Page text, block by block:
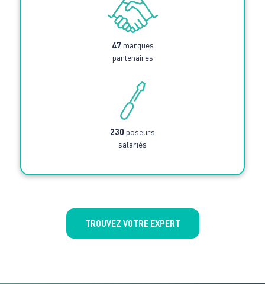
47marques
partenaires
230 poseurs
salariés
TROUVEZ VOTRE EXPERT